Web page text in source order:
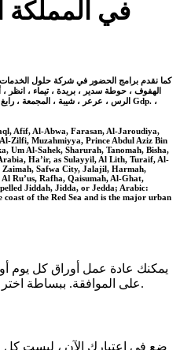
في المملكة
كما نقدم برامج الحضور في شركة حلول الخدمات
الهفوف ، حوطة سدير ، بريدة ، تيماء ، انظر ،
الرس ، عرعر ، شيبة ، المجمعة ، رابغ ، ضرماء ، حرض ، قائمة المدن السعودية حسب Gdp. ،
Afif, Al-Abwa, Farasan, Al-Jaroudiya,
Zilfi, Muzahmiyya, Prince Abdul Aziz Bin
Um Al-Sahek, Sharurah, Tanomah, Bisha,
Ha’ir, as Sulayyil, Al Lith, Turaif, Al-
Zaimah, Safwa City, Jalajil, Harmah,
Ru’us, Rafha, Qaisumah, Al-Ghat,
Jiddah, Jidda, or Jedda; Arabic:
of the Red Sea and is the major urban
يمكنك عادة عمل أوراق كل يوم
على الموافقة. ببساطة اختر تكرارًا ويومًا من القائمة وستنتهي.
ضع في اعتبارك الآن ، ليست كل